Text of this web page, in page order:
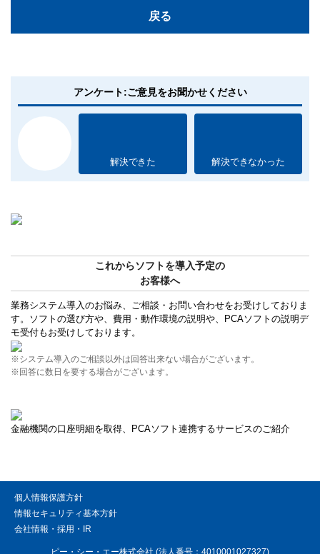
戻る
アンケート:ご意見をお聞かせください
解決できた 解決できなかった
これからソフトを導入予定の
お客様へ
業務システム導入のお悩み、ご相談・お問い合わせをお受けしておりま
す。ソフトの選び方や、費用・動作環境の説明や、PCAソフトの説明デ
モ受付もお受けしております。
※システム導入のご相談以外は回答出来ない場合がございます。
※回答に数日を要する場合がございます。
金融機関の口座明細を取得、PCAソフト連携するサービスのご紹介
個人情報保護方針
情報セキュリティ基本方針
会社情報・採用・IR
ピー・シー・エー株式会社 (法人番号：4010001027327)